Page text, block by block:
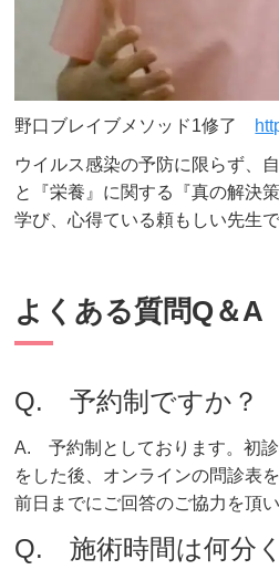
野口ブレイブメソッド1修了
ウイルス感染の予防に限らず、
と『栄養』に関する『真の解決
学び、心得ている頼もしい先生で
よくある質問Q＆A
Q. 予約制ですか？
A. 予約制としております。初
をした後、オンラインの問診表
前日までにご回答のご協力を頂
Q. 施術時間は何分